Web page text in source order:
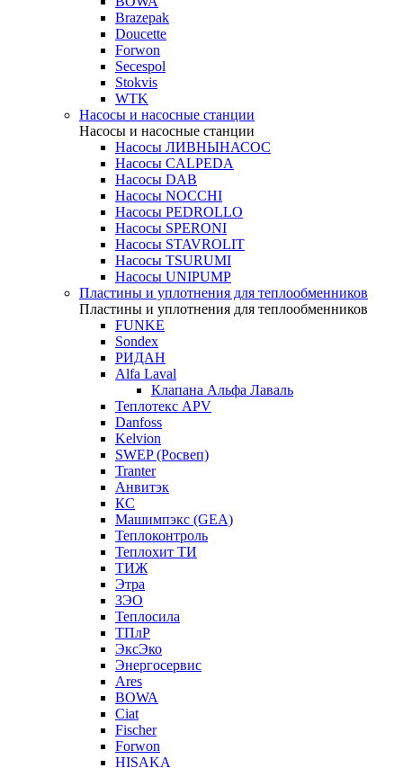
Brazepak
Doucette
Forwon
Secespol
Stokvis
WTK
Насосы и насосные станции
Насосы и насосные станции
Насосы ЛИВНЫНАСОС
Насосы CALPEDA
Насосы DAB
Насосы NOCCHI
Насосы PEDROLLO
Насосы SPERONI
Насосы STAVROLIT
Насосы TSURUMI
Насосы UNIPUMP
Пластины и уплотнения для теплообменников
Пластины и уплотнения для теплообменников
FUNKE
Sondex
РИДАН
Alfa Laval
Клапана Альфа Лаваль
Теплотекс APV
Danfoss
Kelvion
SWEP (Росвеп)
Tranter
Анвитэк
КС
Машимпэкс (GEA)
Теплоконтроль
Теплохит ТИ
ТИЖ
Этра
ЗЭО
Теплосила
ТПлР
ЭксЭко
Энергосервис
Ares
BOWA
Ciat
Fischer
Forwon
HISAKA